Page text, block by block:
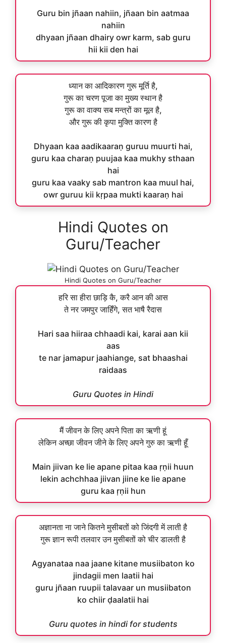
Guru bin jñaan nahiin, jñaan bin aatmaa
nahiin
dhyaan jñaan dhairy owr karm, sab guru
hii kii den hai
ध्यान का आदिकारण गुरू मूर्ति है,
गुरू का चरण पूजा का मुख्य स्थान है
गुरू का वाक्य सब मन्त्रों का मूल है,
और गुरू की कृपा मुक्ति कारण है
Dhyaan kaa aadikaaraṇ guruu muurti hai,
guru kaa charaṇ puujaa kaa mukhy sthaan
hai
guru kaa vaaky sab mantron kaa muul hai,
owr guruu kii kṛpaa mukti kaaraṇ hai
Hindi Quotes on
Guru/Teacher
Hindi Quotes on Guru/Teacher
हरि सा हीरा छाड़ि कै, करै आन की आस
ते नर जमपुर जाहिँगे, सत भाषै रैदास
Hari saa hiiraa chhaadi kai, karai aan kii
aas
te nar jamapur jaahiange, sat bhaashai
raidaas
Guru Quotes in Hindi
मैं जीवन के लिए अपने पिता का ऋणी हूं
लेकिन अच्छा जीवन जीने के लिए अपने गुरु का ऋणी हूँ
Main jiivan ke lie apane pitaa kaa ṛṇii huun
lekin achchhaa jiivan jiine ke lie apane
guru kaa ṛṇii hun
अज्ञानता ना जाने कितने मुसीबतों को जिंदगी में लाती है
गुरू ज्ञान रूपी तलवार उन मुसीबतों को चीर डालती है
Agyanataa naa jaane kitane musiibaton ko
jindagii men laatii hai
guru jñaan ruupii talavaar un musiibaton
ko chiir ḍaalatii hai
Guru quotes in hindi for students